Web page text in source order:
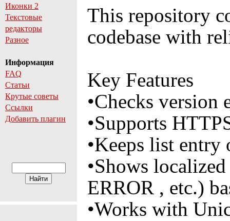
Иконки 2
Текстовые
редакторы
Разное
Информация
FAQ
Статьи
Крутые советы
Ссылки
Добавить плагин
This repository
codebase with
Key Features
•Checks
•Supports
•Keeps list
•Shows
ERROR , etc.)
•Works with